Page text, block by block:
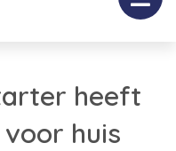
heeft
huis